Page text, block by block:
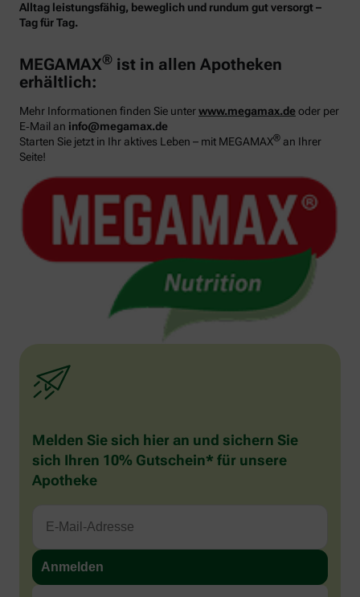
Alltag leistungsfähig, beweglich und rundum gut versorgt –
Tag für Tag.
MEGAMAX® ist in allen Apotheken
erhältlich:
Mehr Informationen finden Sie unterwww.megamax.deoder per
E‑Mail an info@megamax.de
Starten Sie jetzt in Ihr aktives Leben – mit MEGAMAX® an Ihrer
Seite!
Melden Sie sich hier an und sichern Sie
sich Ihren 10% Gutschein* für unsere
Apotheke